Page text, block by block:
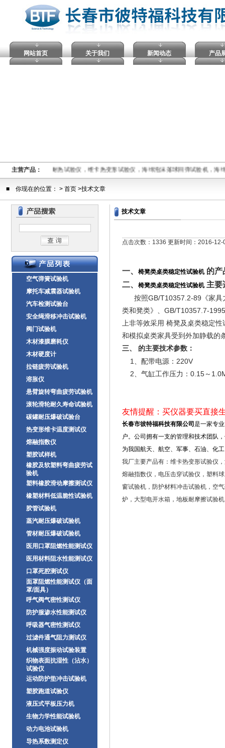
网站首页 关于我们 新闻动态 产品
主营产品：
痕硬度计，马丁耐热试验仪，维卡热变形试验仪，海绵泡沫落球回弹试验机，
■ 你现在的位置： > 首页 >技术文章
空气弹簧试验机
摩托车减震器试验机
汽车检测试验台
安全绳滑移冲击试验机
阀门试验机
木材漆膜磨耗仪
木材硬度计
拉链疲劳试验机
溶胀仪
悬臂旋转弯曲疲劳试验机
滚轮滑轮耐久寿命试验机
碳罐耐压爆破试验台
热变形维卡温度测试仪
熔融指数仪
塑胶试样机
橡胶及软塑料弯曲疲劳试
验机
塑料橡胶滑动摩擦测试仪
橡塑材料低温脆性试验机
胶管试验机
蒸汽耐压爆破试验机
管材耐压爆破试验机
医用口罩阻燃性能测试仪
医用材料阻水性能测试仪
口罩死腔测试仪
面罩阻燃性能测试仪（面
罩/面具）
呼气阀气密性测试仪
防护服渗水性能测试仪
呼吸器气密性测试仪
过滤件通气阻力测试仪
机械强度振动试验装置
织物表面抗湿性（沾水）
试验仪
运动防护垫冲击试验机
塑胶跑道试验仪
液压式平板压力机
生物力学性能试验机
动力电池试验机
导热系数测定仪
技术文章
点击次数：1336 更新时间：2016-12-
一、 椅凳类桌类稳定性试验机 的产
二、
椅凳类桌类稳定性试验机 主要
按照GB/T10357.2-89《家
类和凳类》、GB/T10357.7-
上非等效采用 椅凳及桌类稳定
和模拟桌类家具受到外加静载
三、
的主要技术参数：
1、配带电源：220V
2、气缸工作压力：0.15～
友情提醒：买仪器要买直接
长春市彼特福科技有限公司 是一家专
户。公司拥有一支的管理和技术团队
为我国航天、航空、军事、石油、化
我厂主要产品有： 维卡热变形试验仪
熔融指数仪，电压击穿试验仪，塑料
窗试验机，防护材料冲击试验机，空
炉，大型电开水箱，地板耐摩擦试验